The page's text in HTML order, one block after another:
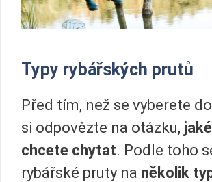
Typy rybářských prutů
Před tím, než se vyberete
si odpovězte na otázku,
chcete chytat. Podle toho
rybářské pruty na několik